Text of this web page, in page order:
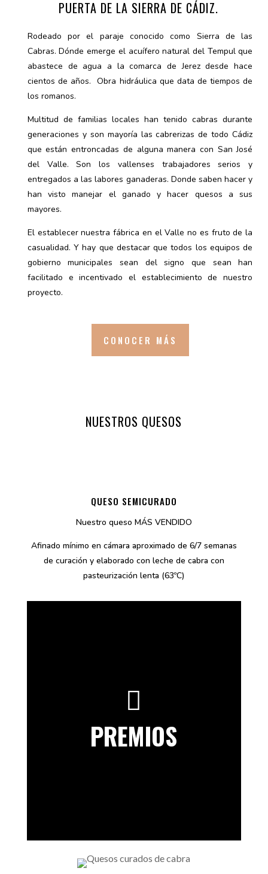
PUERTA DE LA SIERRA DE CÁDIZ.
Rodeado por el paraje conocido como Sierra de las
Cabras. Dónde emerge el acuífero natural del Tempul que
abastece de agua a la comarca de Jerez desde hace
cientos de años. Obra hidráulica que data de tiempos de
los romanos.
Multitud de familias locales han tenido cabras durante
generaciones y son mayoría las cabrerizas de todo Cádiz
que están entroncadas de alguna manera con San José
del Valle. Son los vallenses trabajadores serios y
entregados a las labores ganaderas. Donde saben hacer y
han visto manejar el ganado y hacer quesos a sus
mayores.
El establecer nuestra fábrica en el Valle no es fruto de la
casualidad. Y hay que destacar que todos los equipos de
gobierno municipales sean del signo que sean han
facilitado e incentivado el establecimiento de nuestro
proyecto.
CONOCER MÁS
NUESTROS QUESOS
QUESO SEMICURADO
Nuestro queso MÁS VENDIDO
Afinado mínimo en cámara aproximado de 6/7 semanas
de curación y elaborado con leche de cabra con
pasteurización lenta (63ºC)

PREMIOS